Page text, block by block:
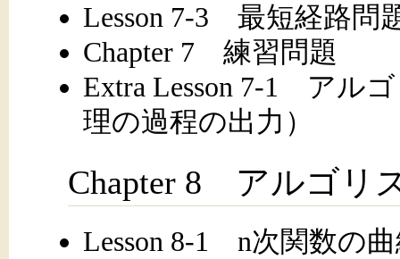
Lesson 7-3 最短経路問
Chapter 7 練習問題
Extra Lesson 7-1 アル
理の過程の出力）
Chapter 8 アルゴリ
Lesson 8-1 n次関数の